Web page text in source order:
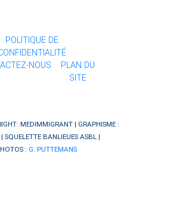
POLITIQUE DE
NOUS
PLAN DU
SITE
MEDIMMIGRANT | GRAPHISME :
SQUELETTE BANLIEUES ASBL|
: G. PUTTEMANS